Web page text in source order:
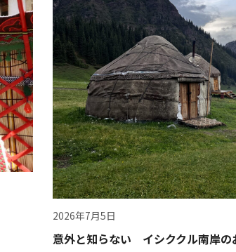
2026年7月5日
意外と知らない イシククル南岸の